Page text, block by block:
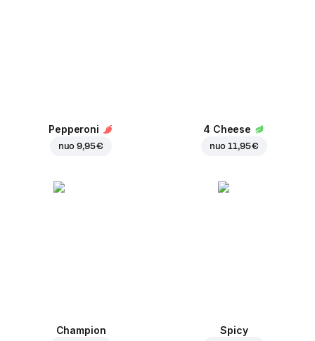
Pepperoni
nuo9,95 €
4 Cheese
nuo11,95 €
Champion Spicy